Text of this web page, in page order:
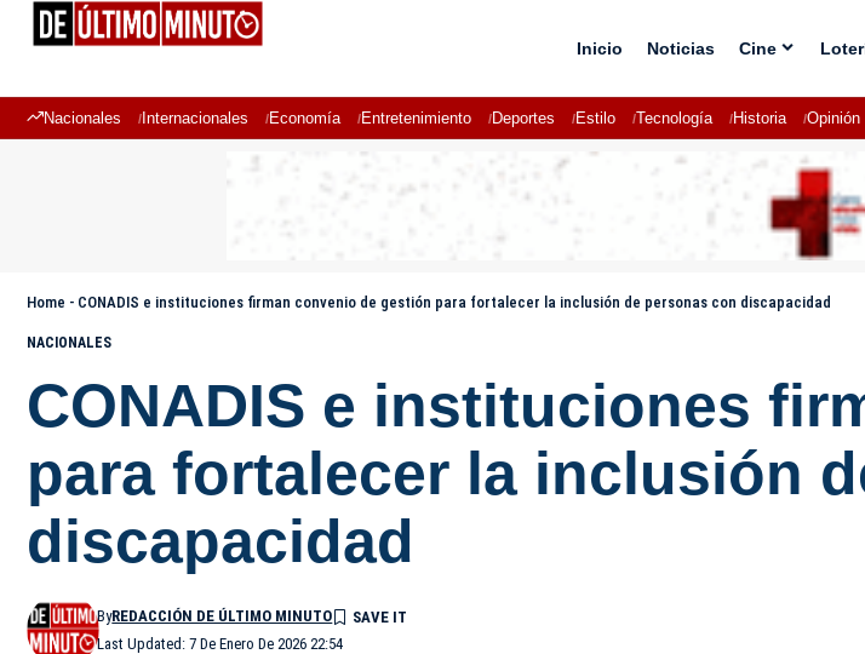
Inicio Noticias Cine
Nacionales Internacionales Economía Entretenimiento Deportes Estilo Tecnología Historia Opinión
Home - CONADIS e instituciones firman convenio de gestión para fortalecer la inclusión de personas con discapacidad
NACIONALES
CONADIS e instituciones
para fortalecer la inclusión
discapacidad
Last Updated: 7 De Enero De 2026 22:54
ByREDACCIÓN DE ÚLTIMO MINUTO